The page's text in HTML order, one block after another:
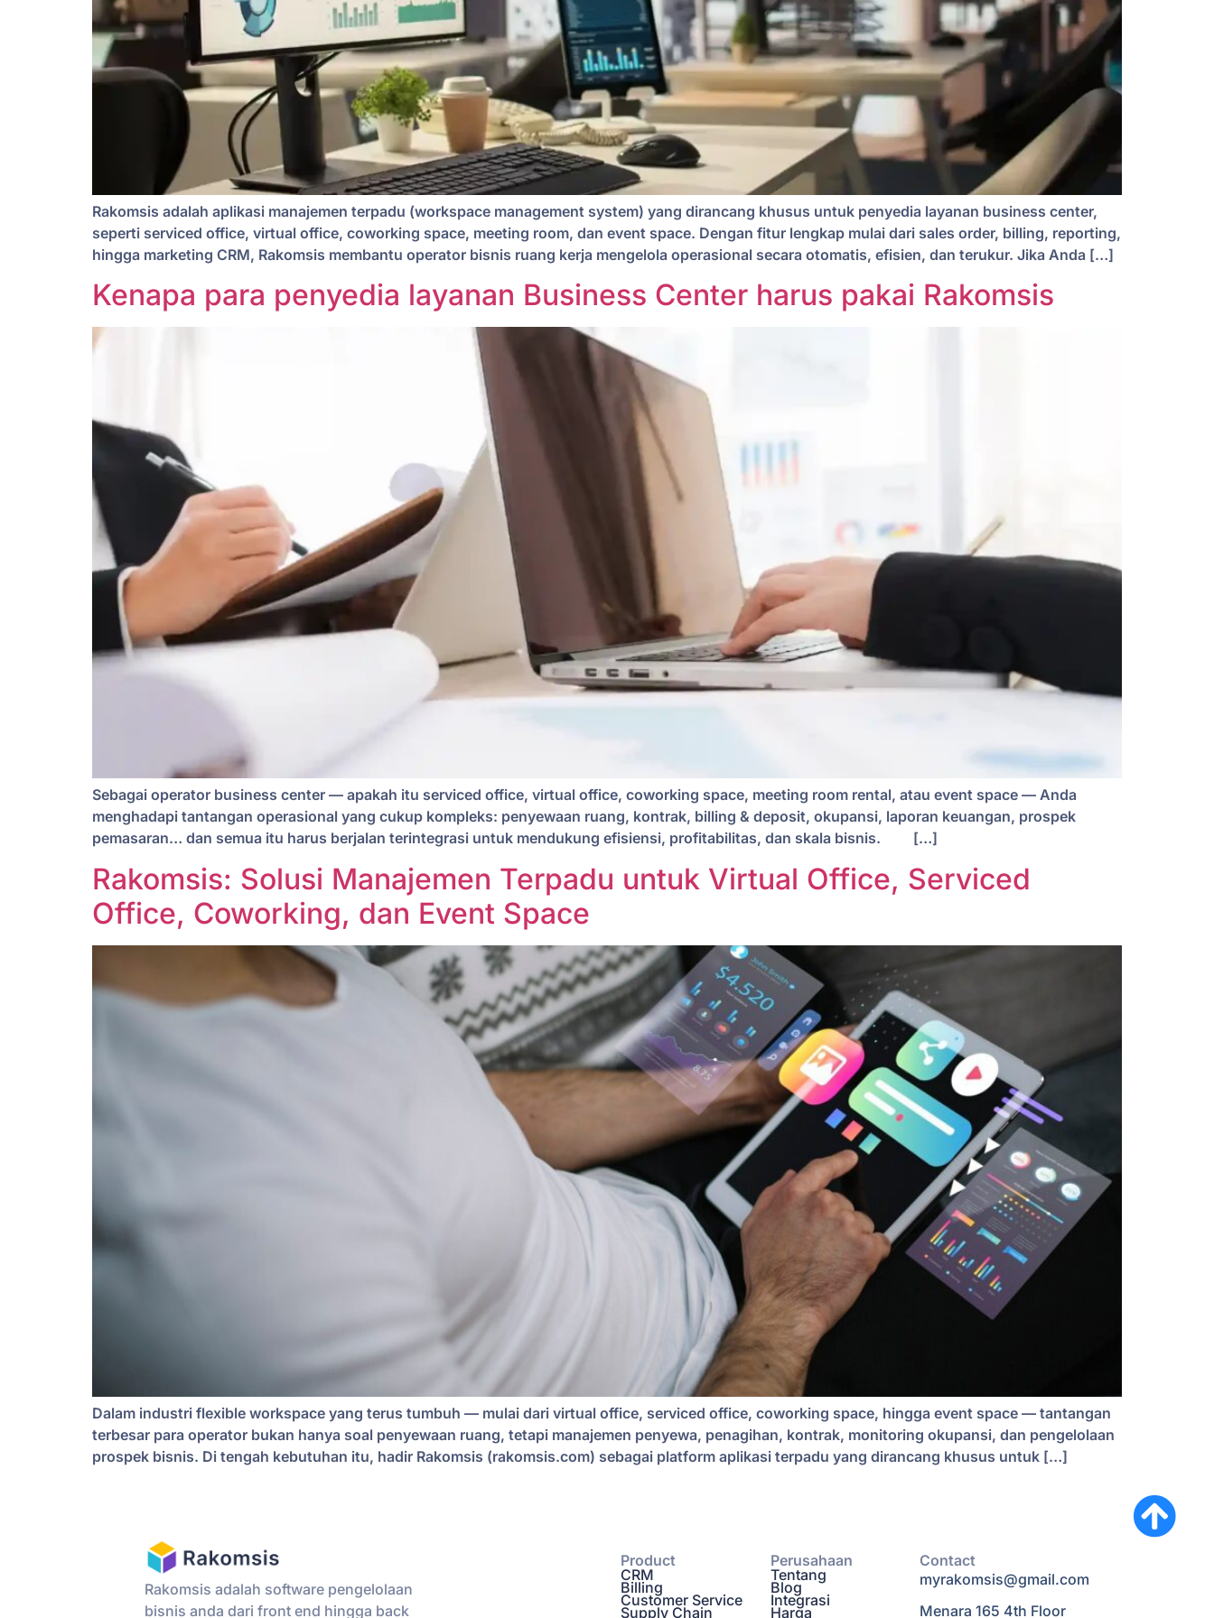
Rakomsis adalah aplikasi manajemen terpadu (workspace management system) yang dirancang khusus untuk penyedia layanan business center,
seperti serviced office, virtual office, coworking space, meeting room, dan event space. Dengan fitur lengkap mulai dari sales order, billing, reporting,
hingga marketing CRM, Rakomsis membantu operator bisnis ruang kerja mengelola operasional secara otomatis, efisien, dan terukur. Jika Anda […]
Kenapa para penyedia layanan Business Center harus pakai Rakomsis
Sebagai operator business center — apakah itu serviced office, virtual office, coworking space, meeting room rental, atau event space — Anda
menghadapi tantangan operasional yang cukup kompleks: penyewaan ruang, kontrak, billing & deposit, okupansi, laporan keuangan, prospek
pemasaran… dan semua itu harus berjalan terintegrasi untuk mendukung efisiensi, profitabilitas, dan skala bisnis. […]
Rakomsis: Solusi Manajemen Terpadu untuk Virtual Office, Serviced
Office, Coworking, dan Event Space
Dalam industri flexible workspace yang terus tumbuh — mulai dari virtual office, serviced office, coworking space, hingga event space — tantangan
terbesar para operator bukan hanya soal penyewaan ruang, tetapi manajemen penyewa, penagihan, kontrak, monitoring okupansi, dan pengelolaan
prospek bisnis. Di tengah kebutuhan itu, hadir Rakomsis (rakomsis.com) sebagai platform aplikasi terpadu yang dirancang khusus untuk […]
Rakomsis adalah software pengelolaan
bisnis anda dari front end hingga back
Product
CRM
Billing
Customer Service
Supply Chain
Perusahaan
Tentang
Blog
Integrasi
Harga
Contact
myrakomsis@gmail.com
Menara 165 4th Floor